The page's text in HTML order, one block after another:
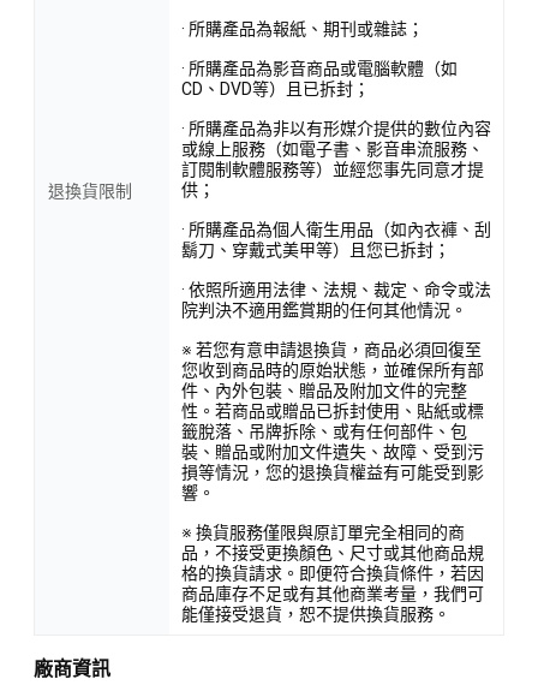
退換貨限制
· 所購產品為報紙、期刊或雜誌；
· 所購產品為影音商品或電腦軟體（如
CD、DVD等）且已拆封；
· 所購產品為非以有形媒介提供的數位內容
或線上服務（如電子書、影音串流服務、
訂閱制軟體服務等）並經您事先同意才提
供；
· 所購產品為個人衛生用品（如內衣褲、刮
鬍刀、穿戴式美甲等）且您已拆封；
· 依照所適用法律、法規、裁定、命令或法
院判決不適用鑑賞期的任何其他情況。
※ 若您有意申請退換貨，商品必須回復至
您收到商品時的原始狀態，並確保所有部
件、內外包裝、贈品及附加文件的完整
性。若商品或贈品已拆封使用、貼紙或標
籤脫落、吊牌拆除、或有任何部件、包
裝、贈品或附加文件遺失、故障、受到污
損等情況，您的退換貨權益有可能受到影
響。
※ 換貨服務僅限與原訂單完全相同的商
品，不接受更換顏色、尺寸或其他商品規
格的換貨請求。即便符合換貨條件，若因
商品庫存不足或有其他商業考量，我們可
能僅接受退貨，恕不提供換貨服務。
廠商資訊